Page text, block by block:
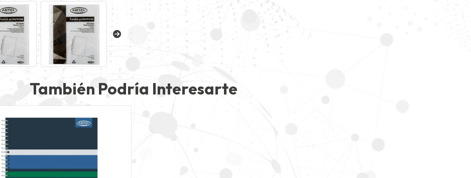
También Podría Interesarte